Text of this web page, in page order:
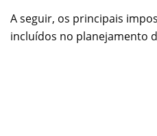
A seguir, os principais
incluídos no planejamento